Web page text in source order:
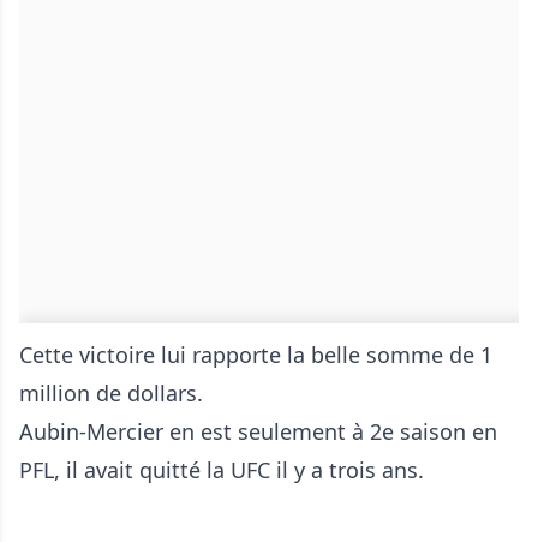
Cette victoire lui rapporte la belle somme de 1
million de dollars.
Aubin-Mercier en est seulement à 2e saison en
PFL, il avait quitté la UFC il y a trois ans.